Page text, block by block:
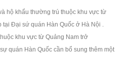
hộ khẩu thường trú thuộc khu vực từ
tại Đại sứ quán Hàn Quốc ở Hà Nội .
khu vực từ Quảng Nam trở
quán Hàn Quốc cần bổ sung thêm một